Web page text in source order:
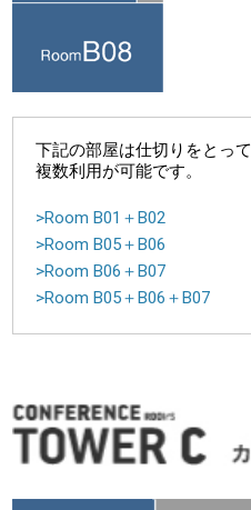
下記の部屋は仕切りをとって
複数利用が可能です。
>Room B01＋B02
>Room B05＋B06
>Room B06＋B07
>Room B05＋B06＋B07